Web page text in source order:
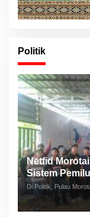
Politik
Netfid
Sistem
Di Politik, Pulau